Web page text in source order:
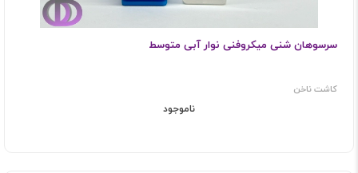
سرسوهان شنی میکروفنی نوار آبی متوسط
کاشت ناخن
ناموجود